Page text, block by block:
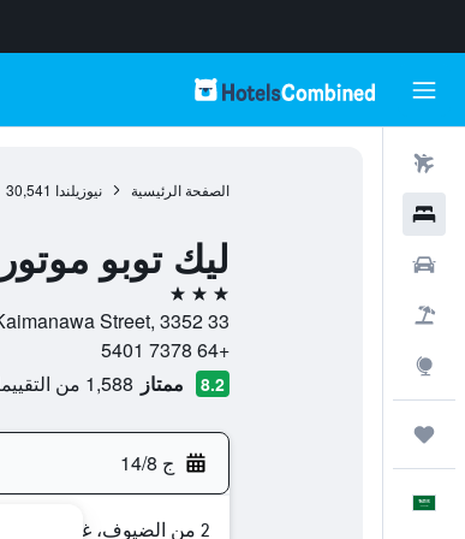
الصفحة الرئيسية نيوزيلندا 30,541
ليك توبو
3 نجوم
33 Kaimanawa Street, 3352, تاوبو, منطقة وايكاتو, نيوزيلندا
+64 7378 5401
8.2 ممتاز 1,588 من التقييمات تم التحقق منها
ج 14/8
2 من الضيوف، غرفة واحدة